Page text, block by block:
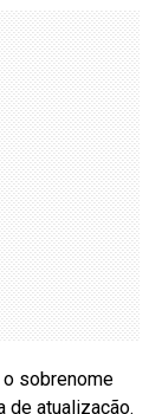
sobrenome
de atualização.